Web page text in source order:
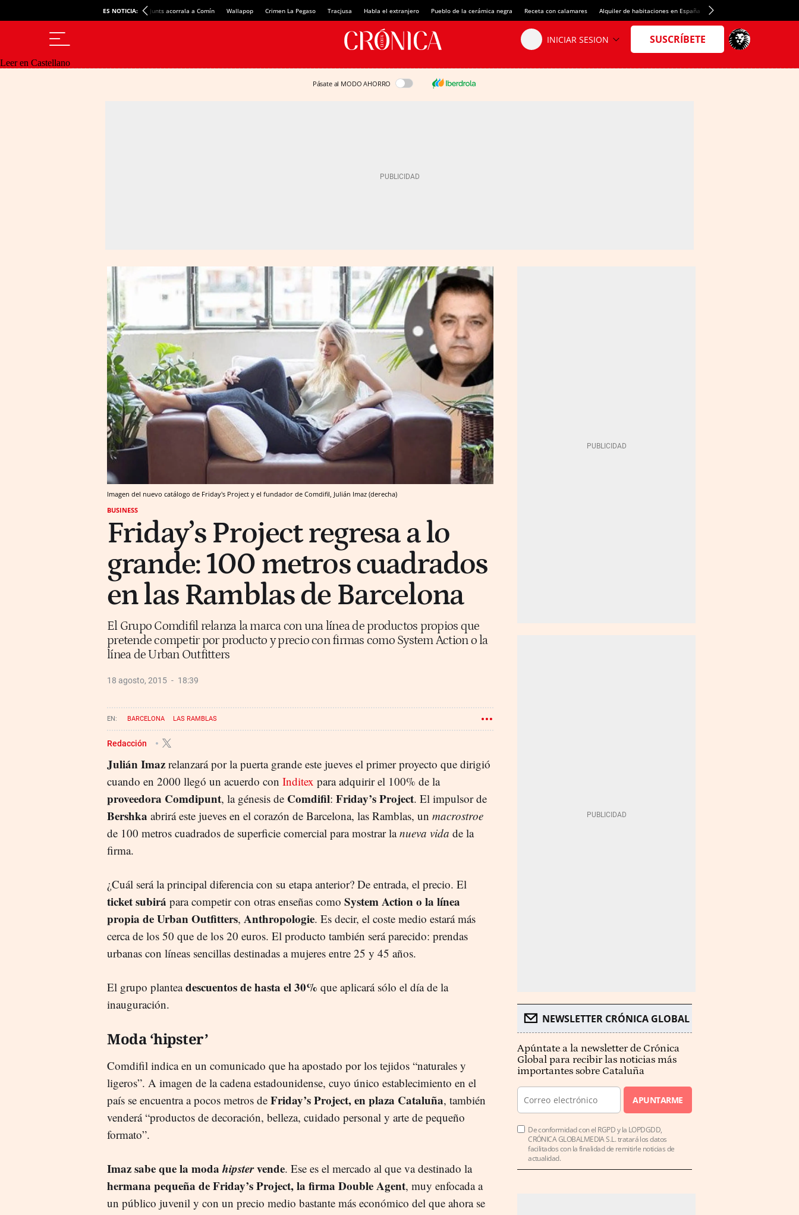
ES NOTICIA: Junts acorrala a Comín Wallapop Crimen La Pegaso Tracjusa Habla el extranjero Pueblo de la cerámica negra Receta con calamares Alquiler de habitaciones en España Crédito del Spotify Camp Nou
Leer en Castellano
Pásate al MODO AHORRO
Imagen del nuevo catálogo de Friday's Project y el fundador de Comdifil, Julián Imaz (derecha)
BUSINESS
Friday’s Project regresa a lo
grande: 100 metros cuadrados
en las Ramblas de Barcelona
El Grupo Comdifil relanza la marca con una línea de productos propios que
pretende competir por producto y precio con firmas como System Action o la
línea de Urban Outfitters
18 agosto, 2015 18:39
BARCELONA LAS RAMBLAS
Redacción
Julián Imaz relanzará por la puerta grande este jueves el primer proyecto que dirigió
cuando en 2000 llegó un acuerdo con Inditex para adquirir el 100% de la
proveedora Comdipunt, la génesis de Comdifil: Friday’s Project. El impulsor de
Bershka abrirá este jueves en el corazón de Barcelona, las Ramblas, un macrostroe
de 100 metros cuadrados de superficie comercial para mostrar lanueva vida de la
firma.
¿Cuál será la principal diferencia con su etapa anterior? De entrada, el precio. El
ticket subirá para competir con otras enseñas como System Action o la línea
propia de Urban Outfitters, Anthropologie. Es decir, el coste medio estará más
cerca de los 50 que de los 20 euros. El producto también será parecido: prendas
urbanas con líneas sencillas destinadas a mujeres entre 25 y 45 años.
El grupo planteadescuentos de hasta el 30% que aplicará sólo el día de la
inauguración.
Moda ‘hipster’
Comdifil indica en un comunicado que ha apostado por los tejidos “naturales y
ligeros”. A imagen de la cadena estadounidense, cuyo único establecimiento en el
país se encuentra a pocos metros de Friday’s Project, en plaza Cataluña, también
venderá “productos de decoración, belleza, cuidado personal y arte de pequeño
formato”.
Imaz sabe que la modahipstervende. Ese es el mercado al que va destinado la
hermana pequeña de Friday’s Project, la firma Double Agent, muy enfocada a
un público juvenil y con un precio medio bastante más económico del que ahora se
NEWSLETTER CRÓNICA GLOBAL
Apúntate a la newsletter de Crónica
Global para recibir las noticias más
importantes sobre Cataluña
APUNTARME
De conformidad con el RGPD y la LOPDGDD,
CRÓNICA GLOBALMEDIA S.L. tratará los datos
facilitados con la finalidad de remitirle noticias de
actualidad.